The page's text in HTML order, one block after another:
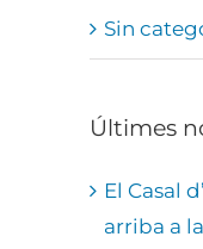
Sin
Últimes
El Casal
arriba a